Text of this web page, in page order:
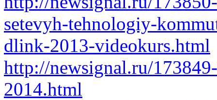
setevyh-tehnologiy-
dlink-2013-videokurs.html
http://newsignal.ru/
2014.html